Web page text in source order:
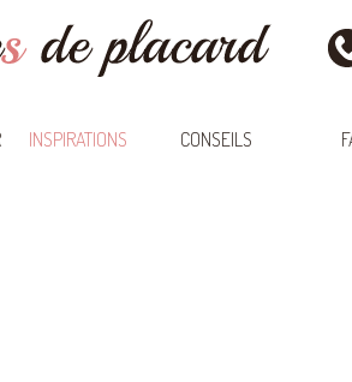
INSPIRATIONS CONSEILS